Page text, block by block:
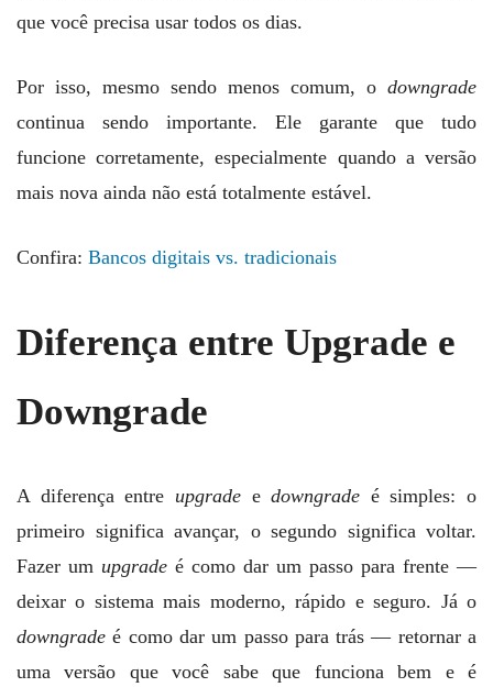
que você precisa usar todos os dias.
Por isso, mesmo sendo menos comum, o downgrade
continua sendo importante. Ele garante que tudo
funcione corretamente, especialmente quando a versão
mais nova ainda não está totalmente estável.
Confira: Bancos digitais vs. tradicionais
Diferença entre Upgrade e
Downgrade
A diferença entre upgradeedowngrade é simples: o
primeiro significa avançar, o segundo significa voltar.
Fazer um upgrade é como dar um passo para frente —
deixar o sistema mais moderno, rápido e seguro. Já o
downgrade é como dar um passo para trás — retornar a
uma versão que você sabe que funciona bem e é